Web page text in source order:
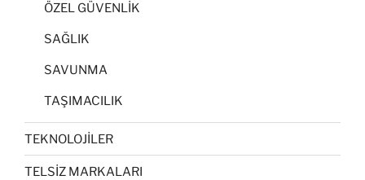
ÖZEL GÜVENLİK
SAĞLIK
SAVUNMA
TAŞIMACILIK
TEKNOLOJİLER
TELSİZ MARKALARI